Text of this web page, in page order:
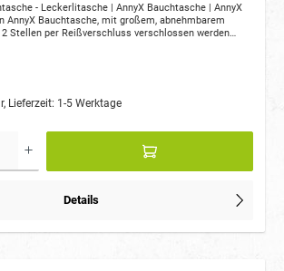
- Leckerlitasche | AnnyX Bauchtasche | AnnyX
AnnyX Bauchtasche, mit großem, abnehmbarem
Stellen per Reißverschluss verschlossen werden
Die Hundekotbeutelrolle findet ebenso in der Hipbag
oder auch ein Dummy befestigt werden. Die
größenverstellbar und passt sich ergonomisch
Lieferzeit: 1-5 Werktage
Details